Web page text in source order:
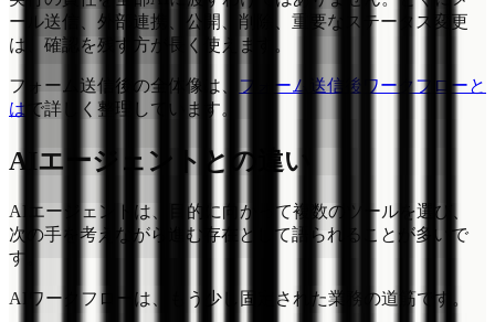
ール送信、外部連携、公開、削除、重要なステータス変更
は、確認を残す方が長く使えます。
フォーム送信後の全体像は、
フォーム送信後ワークフローと
は で詳しく整理しています。
AIエージェントとの違い
AIエージェントは、目的に向かって複数のツールを選び、
次の手を考えながら進む存在として語られることが多いで
す。
AIワークフローは、もう少し固定された業務の道筋です。